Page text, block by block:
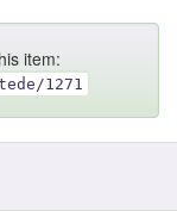
item:
1271